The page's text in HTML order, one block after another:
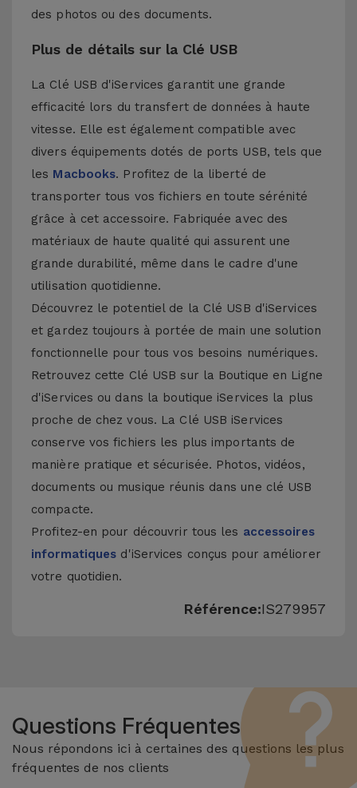
des photos ou des documents.
Plus de détails sur la Clé USB
La Clé USB d'iServices garantit une grande
efficacité lors du transfert de données à haute
vitesse. Elle est également compatible avec
divers équipements dotés de ports USB, tels que
les Macbooks. Profitez de la liberté de
transporter tous vos fichiers en toute sérénité
grâce à cet accessoire. Fabriquée avec des
matériaux de haute qualité qui assurent une
grande durabilité, même dans le cadre d'une
utilisation quotidienne.
Découvrez le potentiel de la Clé USB d'iServices
et gardez toujours à portée de main une solution
fonctionnelle pour tous vos besoins numériques.
Retrouvez cette Clé USB sur la Boutique en Ligne
d'iServices ou dans la boutique iServices la plus
proche de chez vous. La Clé USB iServices
conserve vos fichiers les plus importants de
manière pratique et sécurisée. Photos, vidéos,
documents ou musique réunis dans une clé USB
compacte.
Profitez-en pour découvrir tous les accessoires
informatiques d'iServices conçus pour améliorer
votre quotidien.
Référence:IS279957
Questions Fréquentes
Nous répondons ici à certaines des questions les plus
fréquentes de nos clients